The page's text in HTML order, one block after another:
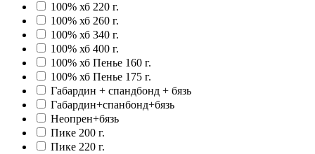
100% хб 220 г.
100% хб 260 г.
100% хб 340 г.
100% хб 400 г.
100% хб Пенье 160 г.
100% хб Пенье 175 г.
Габардин + спандбонд + бязь
Габардин+спанбонд+бязь
Неопрен+бязь
Пике 200 г.
Пике 220 г.